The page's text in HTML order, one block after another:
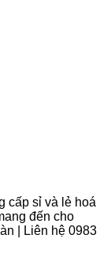
cấp sỉ và lẻ hoá
đến cho
| Liên hệ 0983